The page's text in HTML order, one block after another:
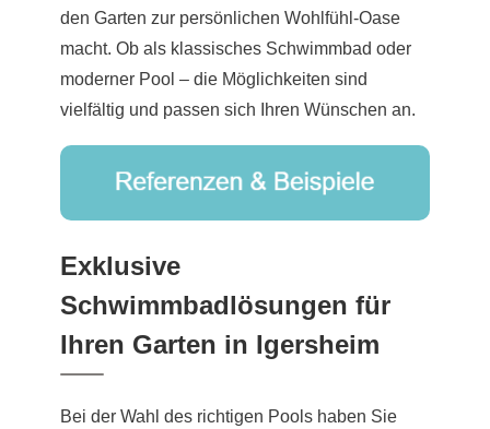
den Garten zur persönlichen Wohlfühl-Oase
macht. Ob als klassisches Schwimmbad oder
moderner Pool – die Möglichkeiten sind
vielfältig und passen sich Ihren Wünschen an.
Exklusive
Schwimmbadlösungen für
Ihren Garten in Igersheim
Bei der Wahl des richtigen Pools haben Sie